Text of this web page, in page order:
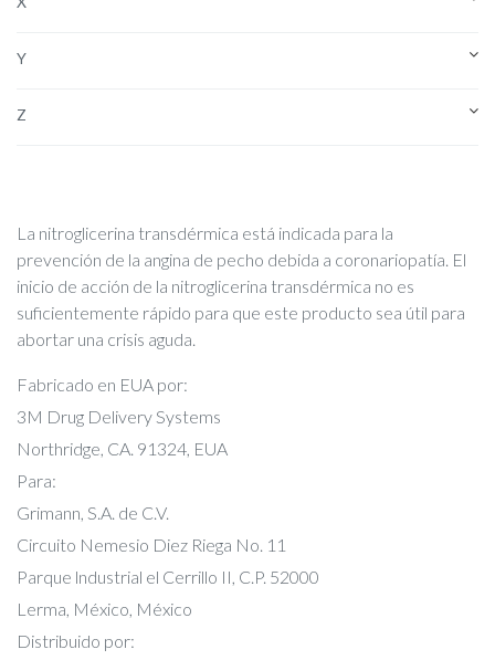
Y
Z
La nitroglicerina transdérmica está indicada para la
prevención de la angina de pecho debida a coronariopatía. El
inicio de acción de la nitroglicerina transdérmica no es
suficientemente rápido para que este producto sea útil para
abortar una crisis aguda.
Fabricado en EUA por:
3M Drug Delivery Systems
Northridge, CA. 91324, EUA
Para:
Grimann, S.A. de C.V.
Circuito Nemesio Diez Riega No. 11
Parque lndustrial el Cerrillo II, C.P. 52000
Lerma, México, México
Distribuido por: